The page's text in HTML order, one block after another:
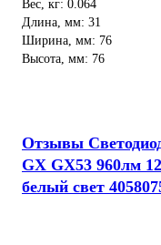
Вес, кг: 0.064
Длина, мм: 31
Ширина, мм: 76
Высота, мм: 76
Отзывы
GX GX53 960лм
белый свет